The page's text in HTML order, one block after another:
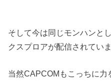
そして今は同じモンハンと
クスプロアが配信されてい
当然CAPCOMもこっちに力